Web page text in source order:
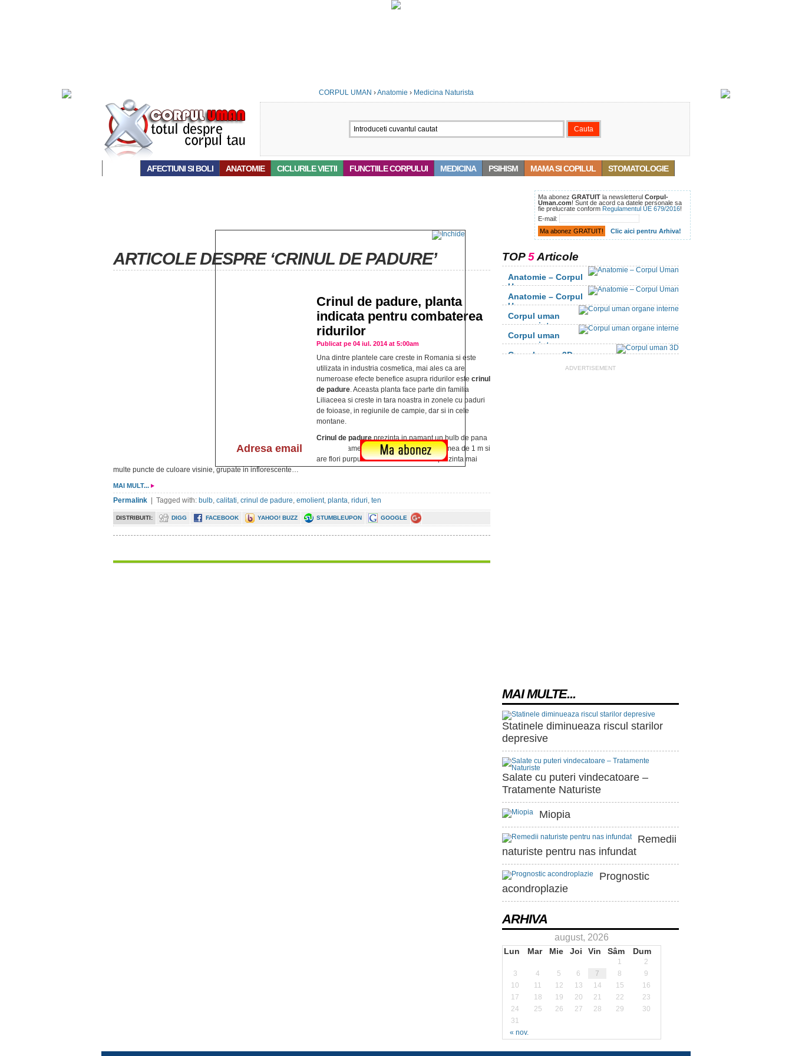
CORPUL UMAN ›Anatomie › Medicina Naturista
AFECTIUNI SI BOLI ANATOMIE CICLURILE VIETII FUNCTIILE CORPULUI MEDICINA PSIHISM MAMA SI COPILUL STOMATOLOGIE
Ma abonez GRATUIT la newsletterul Corpul-
Uman.com! Sunt de acord ca datele personale sa
fie prelucrate conform Regulamentul UE 679/2016!
E-mail:
Clic aici pentru Arhiva!
ARTICOLE DESPRE ‘CRINUL DE PADURE’
Crinul de padure, planta
indicata pentru combaterea
ridurilor
Publicat pe 04 iul. 2014 at 5:00am
Una dintre plantele care creste in Romania si este
utilizata in industria cosmetica, mai ales ca are
numeroase efecte benefice asupra ridurilor este crinul
de padure. Aceasta planta face parte din familia
Liliaceea si creste in tara noastra in zonele cu paduri
de foioase, in regiunile de campie, dar si in cele
montane.
Crinul de padureprezinta in pamant un bulb de pana
la 8 cm diametru si poate ajunge la inaltimea de 1 m si
are flori purpurii. Petalele acestor flori prezinta mai
multe puncte de culoare visinie, grupate in inflorescente…
MAI MULT...
Permalink | Tagged with: bulb, calitati, crinul de padure, emolient, planta, riduri, ten
DISTRIBUITI: DIGG FACEBOOK YAHOO! BUZZ STUMBLEUPON GOOGLE
TOP5Articole
Anatomie – Corpul
Uman
Anatomie – Corpul
Uman
Corpul uman
organe interne
Corpul uman
organe interne
Corpul uman 3D
ADVERTISEMENT
MAI MULTE...
Statinele diminueaza riscul starilor
depresive
Salate cu puteri vindecatoare –
Tratamente Naturiste
Miopia
Remedii
naturiste pentru nas infundat
Prognostic
acondroplazie
ARHIVA
august, 2026
Lun Mar Mie Joi Vin Sâm Dum
« nov.
1
2
3
4 5 6 7 8
9
10
11 12 13 14 15
16
17
18 19 20 21 22
23
24
25 26 27 28 29
30
31